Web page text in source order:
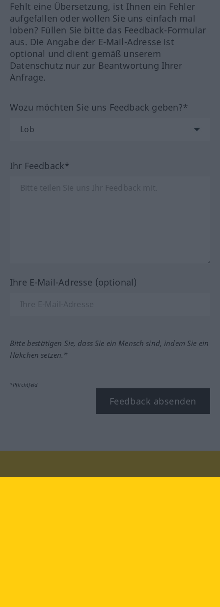
Fehlt eine Übersetzung, ist Ihnen ein Fehler
aufgefallen oder wollen Sie uns einfach mal
loben? Füllen Sie bitte das Feedback-Formular
aus. Die Angabe der E-Mail-Adresse ist
optional und dient gemäß unserem
Datenschutz nur zur Beantwortung Ihrer
Anfrage.
Wozu möchten Sie uns Feedback geben?*
Ihr Feedback*
Ihre E-Mail-Adresse (optional)
Bitte bestätigen Sie, dass Sie ein Mensch sind, indem Sie ein
Häkchen setzen.*
*Pflichtfeld
Feedback absenden
Besuchen Sie uns auf: